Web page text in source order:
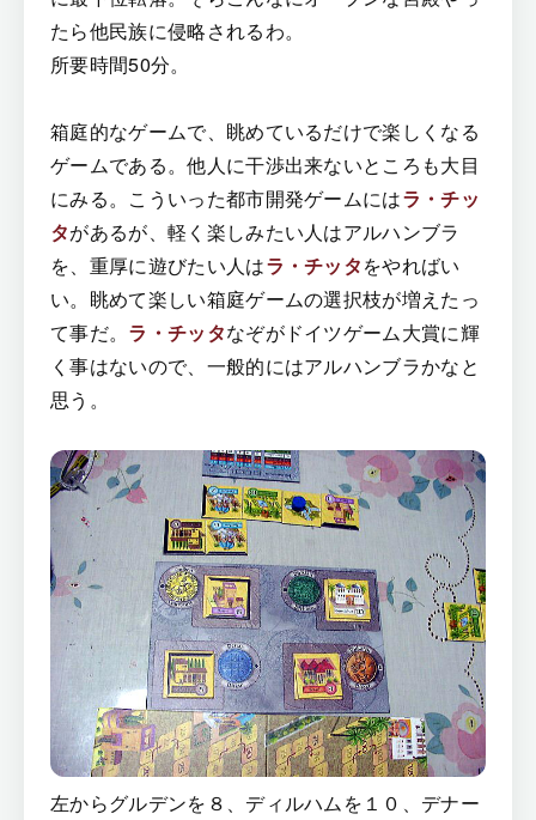
たら他民族に侵略されるわ。
所要時間50分。
箱庭的なゲームで、眺めているだけで楽しくなる
ゲームである。他人に干渉出来ないところも大目
にみる。こういった都市開発ゲームにはラ・チッ
タがあるが、軽く楽しみたい人はアルハンブラ
を、重厚に遊びたい人はラ・チッタをやればい
い。眺めて楽しい箱庭ゲームの選択枝が増えたっ
て事だ。 ラ・チッタなぞがドイツゲーム大賞に輝
く事はないので、一般的にはアルハンブラかなと
思う。
左からグルデンを８、ディルハムを１０、デナー